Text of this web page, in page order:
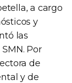
a cargo
y
las
Por
de
y de